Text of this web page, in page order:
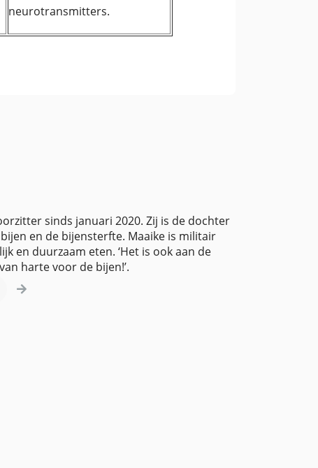
neurotransmitters.
sinds januari 2020. Zij is de dochter
en de bijensterfte. Maaike is militair
en duurzaam eten. ‘Het is ook aan de
harte voor de bijen!’.